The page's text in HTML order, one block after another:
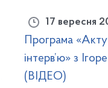
17 вересня
Програма
інтерв’ю» з
(ВІДЕО)